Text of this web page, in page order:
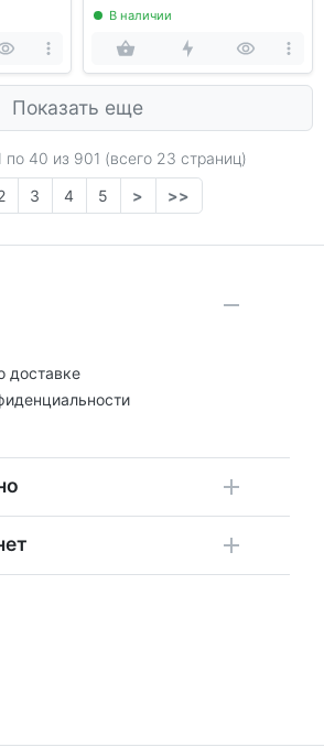
В наличии
Показать еще
по 40 из 901 (всего 23 страниц)
3 4 5 > >>
доставке